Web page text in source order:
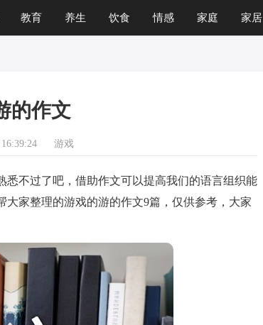
教育 养生 饮食 情感 家庭 家居
的作文
游戏
不过了吧，借助作文可以提高我们的语言组织能
家整理的游戏的游的作文9篇，仅供参考，大家